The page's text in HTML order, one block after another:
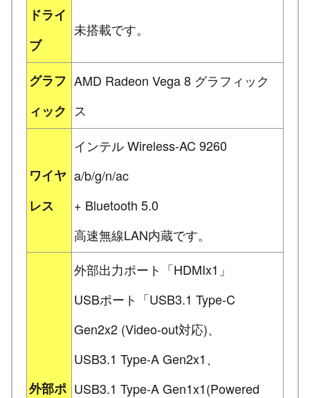
ドライ
ブ
未搭載です。
グラフ
ィック
AMD Radeon Vega 8 グラフィック
ス
ワイヤ
レス
インテル Wireless-AC 9260
a/b/g/n/ac
+ Bluetooth 5.0
高速無線LAN内蔵です。
外部ポ
外部出力ポート「HDMIx1」
USBポート「USB3.1 Type-C
Gen2x2 (Video-out対応)、
USB3.1 Type-A Gen2x1、
USB3.1 Type-A Gen1x1(Powered